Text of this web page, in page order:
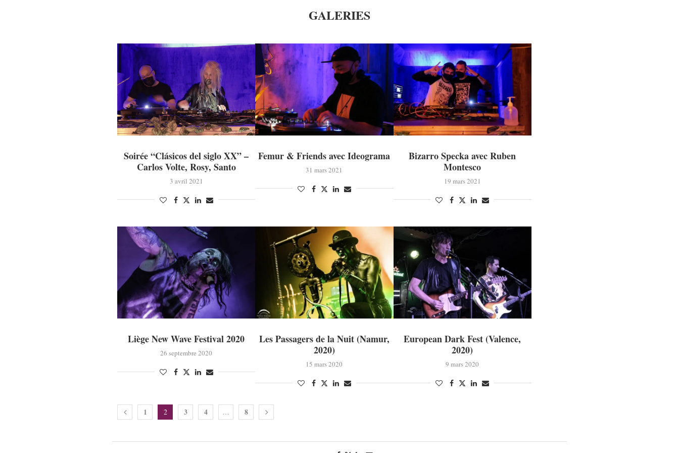
GALERIES
Soirée “Clásicos del siglo XX” –
Carlos Volte, Rosy, Santo
3 avril 2021
Femur & Friends avec Ideograma
31 mars 2021
Bizarro Specka avec Ruben
Montesco
19 mars 2021
Liège New Wave Festival 2020
26 septembre 2020
Les Passagers de la Nuit (Namur,
2020)
15 mars 2020
European Dark Fest (Valence,
2020)
9 mars 2020
1 2 3 4 … 8